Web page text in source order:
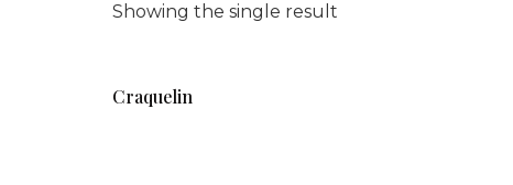
Showing the single result
Craquelin